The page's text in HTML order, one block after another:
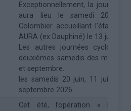
Exceptionnellement, la journée
aura lieu le samedi 20 juin,
Colombier accueillant l’étape
AURA (ex Dauphiné) le 13 juin.
Les autres journées cyclo
deuxièmes samedis des mois de
et septembre.
les samedis 20 juin, 11 juillet,
septembre 2026.
Cet été, l’opération « Haute-